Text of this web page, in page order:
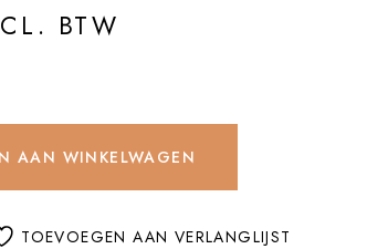
BTW
AAN WINKELWAGEN
TOEVOEGEN AAN VERLANGLIJST